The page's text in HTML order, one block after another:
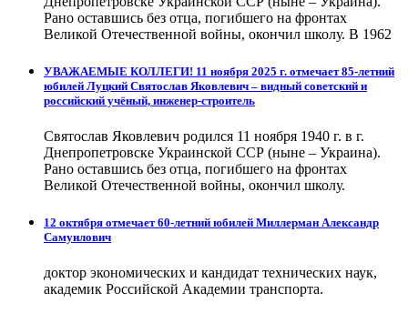
Рано оставшись без отца, погибшего на фронтах
Великой Отечественной войны, окончил школу. В 1962
УВАЖАЕМЫЕ КОЛЛЕГИ! 11 ноября 2025 г. отмечает 85-летний
юбилей Луцкий Святослав Яковлевич – видный советский и
российский учёный, инженер-строитель
Святослав Яковлевич родился 11 ноября 1940 г. в г.
Днепропетровске Украинской ССР (ныне – Украина).
Рано оставшись без отца, погибшего на фронтах
Великой Отечественной войны, окончил школу.
12 октября отмечает 60-летний юбилей Миллерман Александр
Самуилович
доктор экономических и кандидат технических наук,
академик Российской Академии транспорта.